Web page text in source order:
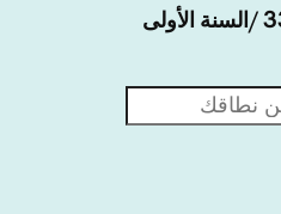
/السنة الأولى